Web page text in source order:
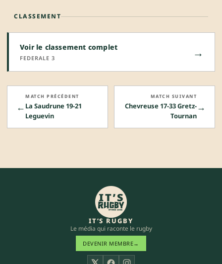
CLASSEMENT
Voir le classement complet
FEDERALE 3 →
←
MATCH PRÉCÉDENT
La Saudrune 19-21
Leguevin
→
MATCH SUIVANT
Chevreuse 17-33 Gretz-
Tournan
IT’S RUGBY
Le média qui raconte le rugby
DEVENIR MEMBRE→